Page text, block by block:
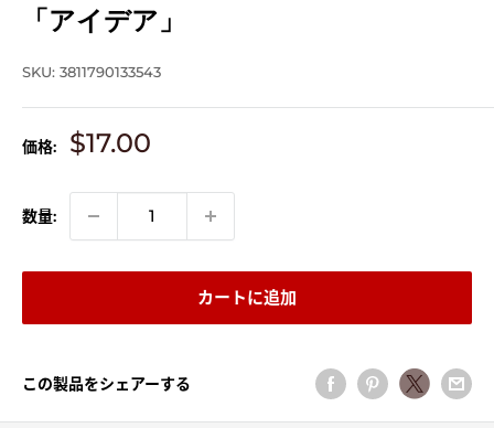
「アイデア」
SKU: 3811790133543
価格:
販
価
格
$17.00
数量:
カートに追加
この製品をシェアーする